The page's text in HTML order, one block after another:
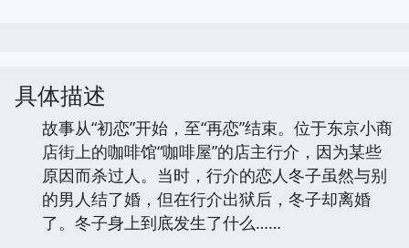
具体描述
故事从“初恋”开始，至“再恋”结束。位于东京小商
店街上的咖啡馆“咖啡屋”的店主行介，因为某些
原因而杀过人。当时，行介的恋人冬子虽然与别
的男人结了婚，但在行介出狱后，冬子却离婚
了。冬子身上到底发生了什么……